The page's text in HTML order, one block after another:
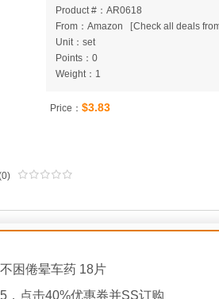
Product #：AR0618
From：Amazon
[Check all deals
Unit：set
Points：0
Weight：1
Price： $3.83
困倦晕车药 18片
，点击40%优惠券并SS订购